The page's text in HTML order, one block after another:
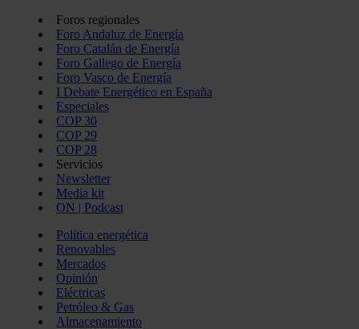
Foros regionales
Foro Andaluz de Energía
Foro Catalán de Energía
Foro Gallego de Energía
Foro Vasco de Energía
I Debate Energético en España
Especiales
COP 30
COP 29
COP 28
Servicios
Newsletter
Media kit
ON | Podcast
Política energética
Renovables
Mercados
Opinión
Eléctricas
Petróleo & Gas
Almacenamiento